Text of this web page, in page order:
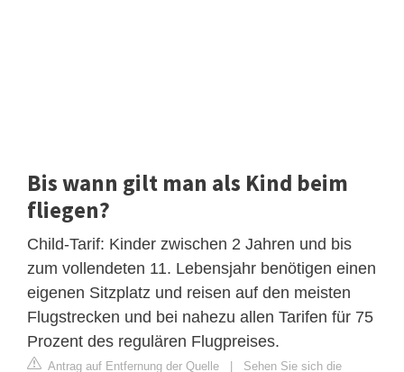
Bis wann gilt man als Kind beim
fliegen?
Child-Tarif: Kinder zwischen 2 Jahren und bis
zum vollendeten 11. Lebensjahr benötigen einen
eigenen Sitzplatz und reisen auf den meisten
Flugstrecken und bei nahezu allen Tarifen für 75
Prozent des regulären Flugpreises.
Antrag auf Entfernung der Quelle
Sehen Sie sich die